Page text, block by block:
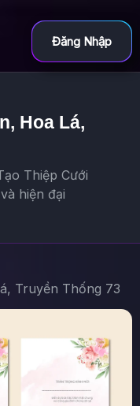
Đăng Nhập
Hoa Lá,
Thiệp Cưới
hiện đại
Truyền Thống 73